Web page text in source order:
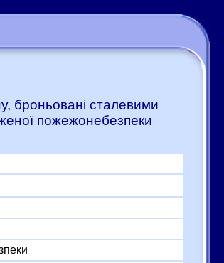
броньовані сталевими
пожежонебезпеки